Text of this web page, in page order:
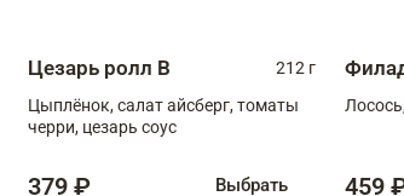
Цезарь ролл В
212 г
Цыплёнок, салат айсберг, томаты
черри, цезарь соус
379 ₽ Выбрать 459